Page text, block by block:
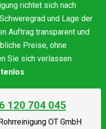
richtet sich nach
und Lage der
Auftrag transparent und
Preise, ohne
Sie sich verlassen.
120 704 045
OT GmbH